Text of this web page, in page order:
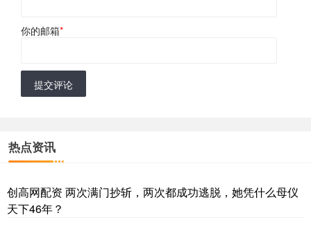
你的邮箱*
提交评论
热点资讯
创高网配资 两次满门抄斩，两次都成功逃脱，她凭什么母仪
天下46年？